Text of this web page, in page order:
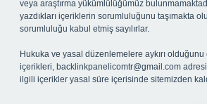
veya araştırma yükümlülüğümüz
yazdıkları içeriklerin sorumluluğunu taşımakta
sorumluluğu kabul etmiş sayılırlar.
Hukuka ve yasal düzenlemelere aykırı
içerikleri, backlinkpanelicomtr@gmail.com
ilgili içerikler yasal süre içerisinde sitemizden